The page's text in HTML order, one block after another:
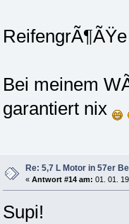
Bei meinem
garantiert nix
Re: 5,7 L Motor in 57er
« Antwort #14 am: 01. 01.
Supi!